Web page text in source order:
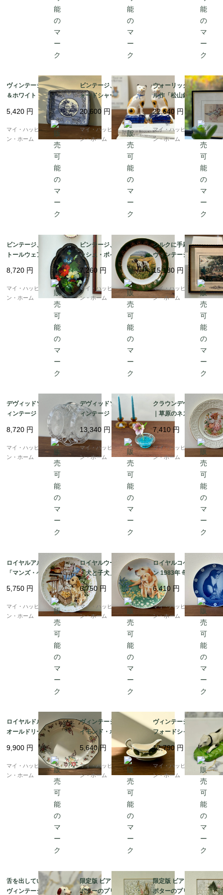
ヴィンテージ、ブルー
＆ホワイト シノワズリ
柄ブリキのトレー｜小
さいサイズ｜イギリス
発送（到着まで1-2週
5,420 円
マイ・ハッピー・ロンド
ン・ホーム
ビンテージ、スタッフ
ォードシャーキャット
のペア｜アンバー＆ブ
ラックの模様｜イギリ
ス発送（到着まで1-2週
20,600 円
マイ・ハッピー・ロンド
ン・ホーム
ウォーリック・ゴーブ
ル作「松山鏡（191
0）」額装イラスト｜限
定販売・C.1995年｜イ
ギリス発送（到着まで1
-2週間）
22,640 円
マイ・ハッピー・ロンド
ン・ホーム
ビンテージ、ロシア製
トールウェアの花柄ト
レイ｜ブラック（フッ
ク付き）｜イギリス発
送（到着まで1-2週間）
8,720 円
マイ・ハッピー・ロンド
ン・ホーム
ビンテージ、イングリ
ッシュ・ポインター柄
の絵皿、ライトウッド
＆サン社製｜イギリス
発送（到着まで1-2週
間）
7,260 円
マイ・ハッピー・ロンド
ン・ホーム
シルクに手刷りされた
ヴィンテージ・プリン
ト「キジの鷹狩り」19
57年、サミュエル・ハ
ウィット作｜イギリス
発送（到着まで1-2週
15,180 円
マイ・ハッピー・ロンド
ン・ホーム
デヴィッドソン社製ヴ
ィンテージ・プレスド
ガラス、ダブルのサー
ビングディッシュ | ラ
イオンロゴ入り｜イギ
リス発送（到着まで1-2
8,720 円
マイ・ハッピー・ロンド
ン・ホーム
デヴィッドソン社製ヴ
ィンテージ・プレスド
ガラスの花器｜花留め
付き（ブルー）c.1931
年頃｜イギリス発送
（到着まで1-2週間）
13,340 円
マイ・ハッピー・ロンド
ン・ホーム
クラウンデヴォン 絵皿
｜草原のネズミ 1970年
代｜イギリス発送（到
着まで1-2週間）
7,410 円
マイ・ハッピー・ロンド
ン・ホーム
ロイヤルアルバート
「マンズ・ベスト・フ
レンド」コレクション
｜ゴールデン・ラブラ
ドールの絵皿、1989年
｜イギリス発送（到着
5,750 円
マイ・ハッピー・ロンド
ン・ホーム
ロイヤルウースター
「犬と子犬」ラブラド
ールの絵皿｜ルース・
ボーデンによるデザイ
ン、1990年｜イギリス
発送（到着まで1-2週
6,750 円
マイ・ハッピー・ロンド
ン・ホーム
ロイヤルコペンハーゲ
ン 1983年 母の日の絵
皿｜母猫と子猫｜イギ
リス発送（到着まで1-2
週間）
6,410 円
マイ・ハッピー・ロンド
ン・ホーム
ロイヤルドルトン社、
オールドリーズ・スプ
レイズ、12角形のサー
ビングディッシュ（大
皿） c.1932年頃｜イギ
リス発送（到着まで1-2
9,900 円
マイ・ハッピー・ロンド
ン・ホーム
ヴィンテージ トニ・レ
イモンド・ポタリー ソ
ースボート＆ソーサー
セット、1970年代｜イ
ギリス発送（到着まで1
-2週間）
5,640円
マイ・ハッピー・ロンド
ン・ホーム
ヴィンテージ、スタッ
フォードシャードッグ
｜ヴィクトリア時代ス
タイル｜イギリス発送
（到着まで1-2週間）
12,790 円
マイ・ハッピー・ロンド
ン・ホーム
舌を出しているレアな
ヴィンテージ・スタッ
限定版 ビアトリクス・
ポターのプリント：
限定版 ビアトリクス・
ポターのプリント：